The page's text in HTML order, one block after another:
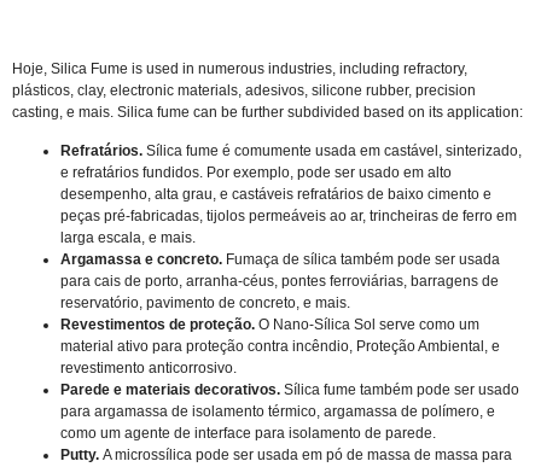
Hoje, Silica Fume is used in numerous industries including refractory,
plásticos, clay, electronic materials , adesivos, silicone rubber, precision
casting , e mais. Silica fume can be further subdivided based on its application:
Refratários. Sílica fume é comumente usada em castável, sinterizado,
e refratários fundidos. Por exemplo, pode ser usado em alto
desempenho, alta grau, e castáveis refratários de baixo cimento e
peças pré-fabricadas, tijolos permeáveis ao ar, trincheiras de ferro em
larga escala, e mais.
Argamassa e concreto. Fumaça de sílica também pode ser usada
para cais de porto, arranha-céus, pontes ferroviárias, barragens de
reservatório, pavimento de concreto, e mais.
Revestimentos de proteção. O Nano-Sílica Sol serve como um
material ativo para proteção contra incêndio, Proteção Ambiental, e
revestimento anticorrosivo.
Parede e materiais decorativos. Sílica fume também pode ser usado
para argamassa de isolamento térmico, argamassa de polímero, e
como um agente de interface para isolamento de parede.
Putty. A microssílica pode ser usada em pó de massa de massa para